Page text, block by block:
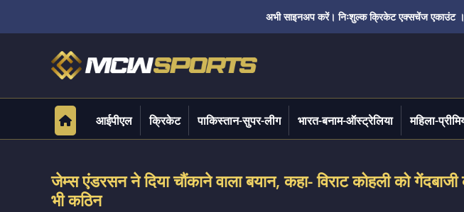
अभी साइनअप करें। निःशुल्क क्रिकेट एक्सचेंज एकाउंट ।
आईपीएल क्रिकेट पाकिस्तान-सुपर-लीग भारत-बनाम-ऑस्ट्रेलिया महिला-
जेम्स एंडरसन ने दिया चौंकाने वाला बयान, कहा- विराट कोहली को
भी कठिन